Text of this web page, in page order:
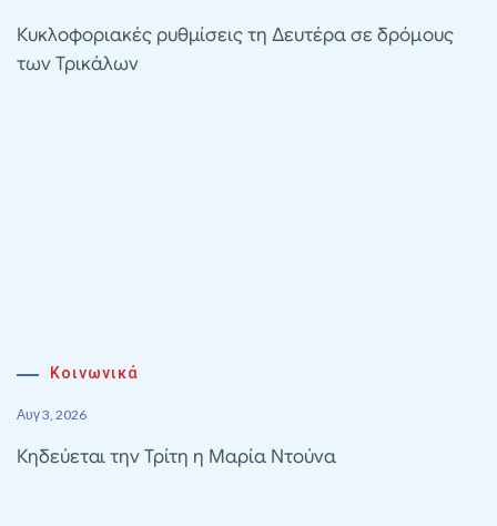
Κυκλοφοριακές ρυθμίσεις τη Δευτέρα σε δρόμους
των Τρικάλων
Κοινωνικά
Αυγ 3, 2026
Κηδεύεται την Τρίτη η Μαρία Ντούνα